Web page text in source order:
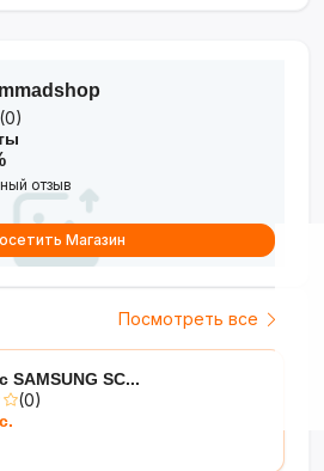
для идеальной уборки!
Посмотреть все
SAMSUNG SC...
(0)
отзыв
Магазин